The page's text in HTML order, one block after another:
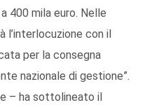
400 mila euro. Nelle
l’interlocuzione con il
per la consegna
nazionale di gestione”.
– ha sottolineato il